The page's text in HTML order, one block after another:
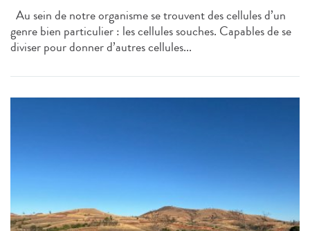
Au sein de notre organisme se trouvent des cellules d’un
genre bien particulier : les cellules souches. Capables de se
diviser pour donner d’autres cellules...